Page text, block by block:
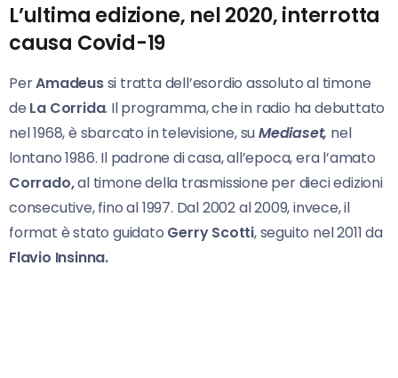
L’ultima edizione, nel 2020, interrotta
causa Covid-19
PerAmadeussi tratta dell’esordio assoluto al timone
de La Corrida. Il programma, che in radio ha debuttato
nel 1968, è sbarcato in televisione, suMediaset, nel
lontano 1986. Il padrone di casa, all’epoca, era l’amato
Corrado,al timone della trasmissione per dieci edizioni
consecutive, fino al 1997. Dal 2002 al 2009, invece, il
format è stato guidato Gerry Scotti, seguito nel 2011 da
Flavio Insinna.